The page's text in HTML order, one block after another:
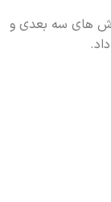
های سه بعدی و